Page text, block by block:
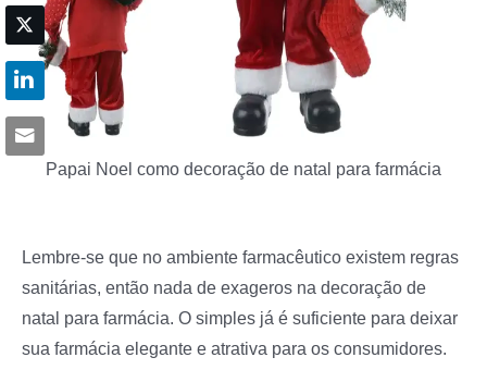
Papai Noel como decoração de natal para farmácia
Lembre-se que no ambiente farmacêutico existem regras
sanitárias, então nada de exageros na decoração de
natal para farmácia. O simples já é suficiente para deixar
sua farmácia elegante e atrativa para os consumidores.